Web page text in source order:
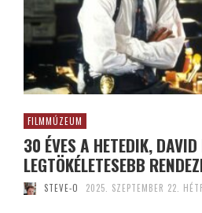
FILMMÚZEUM
30 ÉVES A HETEDIK,
LEGTÖKÉLETESEBB
STEVE-O 2025. SZEPTEMBER 22.